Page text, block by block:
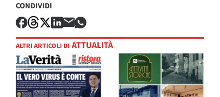
CONDIVIDI
ALTRI ARTICOLI DI ATTUALITÀ